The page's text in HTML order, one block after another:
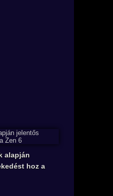
alapján
hoz a